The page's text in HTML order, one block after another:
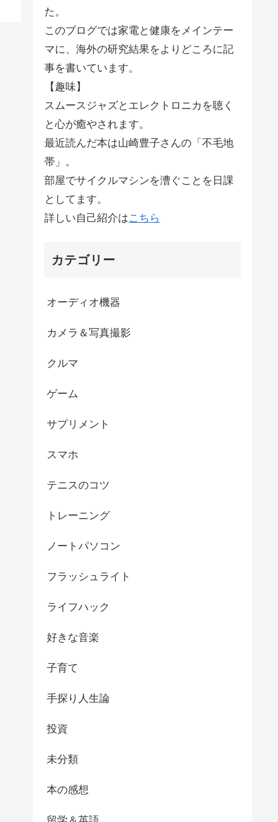
た。
このブログでは家電と健康をメインテー
マに、海外の研究結果をよりどころに記
事を書いています。
【趣味】
スムースジャズとエレクトロニカを聴く
と心が癒やされます。
最近読んだ本は山崎豊子さんの「不毛地
帯」。
部屋でサイクルマシンを漕ぐことを日課
としてます。
詳しい自己紹介はこちら
カテゴリー
オーディオ機器
カメラ＆写真撮影
クルマ
ゲーム
サプリメント
スマホ
テニスのコツ
トレーニング
ノートパソコン
フラッシュライト
ライフハック
好きな音楽
子育て
手探り人生論
投資
未分類
本の感想